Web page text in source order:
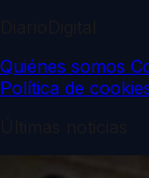
Quiénes somos
Política de